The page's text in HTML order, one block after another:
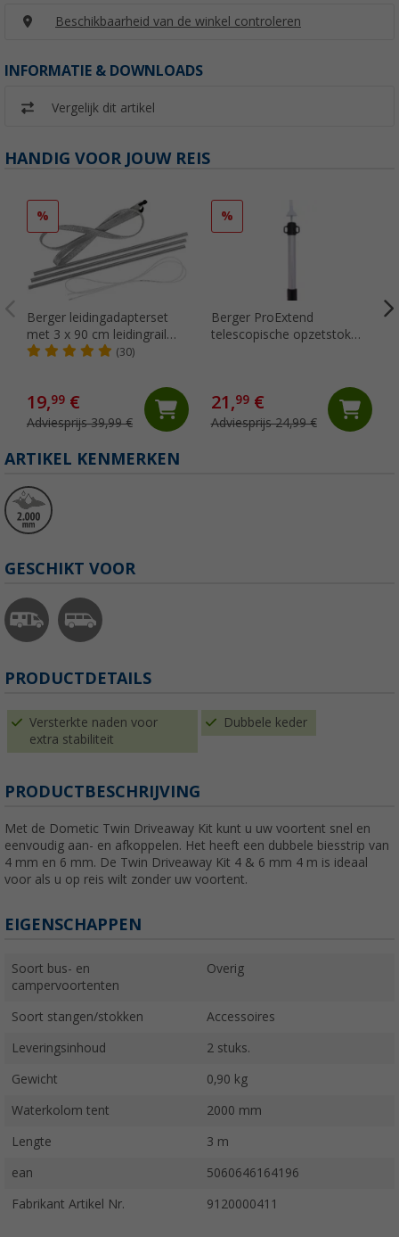
Beschikbaarheid van de winkel controleren
INFORMATIE & DOWNLOADS
Vergelijk dit artikel
HANDIG VOOR JOUW REIS
%
Berger leidingadapterset
met 3 x 90 cm leidingrail
voor 7 tot 5 mm(30)
19,99 €
Adviesprijs 39,99 €
%
Berger ProExtend
telescopische opzetstok
21,99€
Adviesprijs 24,99 €
ARTIKEL KENMERKEN
GESCHIKT VOOR
PRODUCTDETAILS
Versterkte naden voor
extra stabiliteit
Dubbele keder
PRODUCTBESCHRIJVING
Met de Dometic Twin Driveaway Kit kunt u uw voortent snel en
eenvoudig aan- en afkoppelen. Het heeft een dubbele biesstrip van
4 mm en 6 mm. De Twin Driveaway Kit 4 & 6 mm 4 m is ideaal
voor als u op reis wilt zonder uw voortent.
EIGENSCHAPPEN
Soort bus- en
campervoortenten
Overig
Soort stangen/stokken Accessoires
Leveringsinhoud 2 stuks.
Gewicht 0,90 kg
Waterkolom tent 2000 mm
Lengte 3 m
ean 5060646164196
Fabrikant Artikel Nr. 9120000411